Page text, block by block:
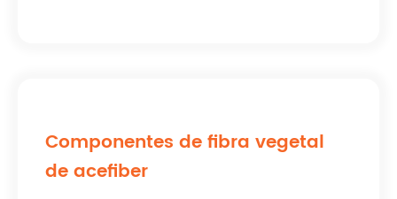
Componentes de fibra vegetal
de acefiber